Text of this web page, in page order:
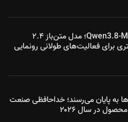
علی‌بابا از Qwen3.8-Max؛ مدل متن‌باز ۲.۴
برای فعالیت‌های طولانی رونمایی
به پایان می‌رسند؛ خداحافظی صنعت